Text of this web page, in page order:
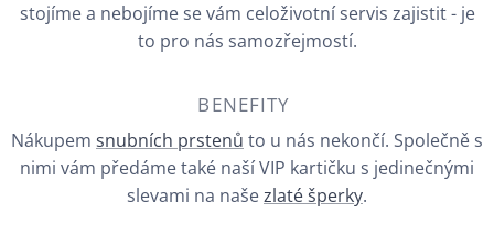
stojíme a nebojíme se vám celoživotní servis zajistit - je
to pro nás samozřejmostí.
BENEFITY
Nákupem snubních prstenů to u nás nekončí. Společně s
nimi vám předáme také naší VIP kartičku s jedinečnými
slevami na našezlaté šperky.